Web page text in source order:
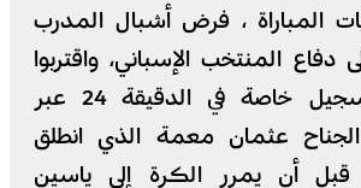
المباراة ، فرض أشبال المدرب
المنتخب الإسباني، واقتربوا
من افتتاح التسجيل خاصة في الدقيقة 24 عبر
عثمان معمة الذي انطلق
أن يمرر الكرة إلى ياسين